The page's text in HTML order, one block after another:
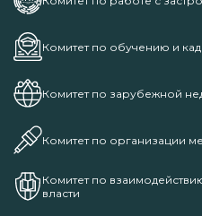
Комитет по обучению и
Комитет по зарубежной
Комитет по организации
Комитет по
власти